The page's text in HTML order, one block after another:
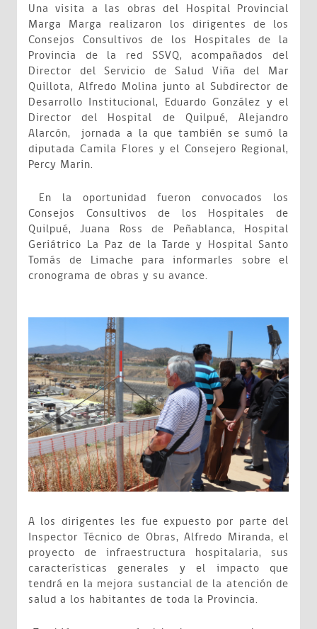
Una visita a las obras del Hospital Provincial
Marga Marga realizaron los dirigentes de los
Consejos Consultivos de los Hospitales de la
Provincia de la red SSVQ, acompañados del
Director del Servicio de Salud Viña del Mar
Quillota, Alfredo Molina junto al Subdirector de
Desarrollo Institucional, Eduardo González y el
Director del Hospital de Quilpué, Alejandro
Alarcón, jornada a la que también se sumó la
diputada Camila Flores y el Consejero Regional,
Percy Marin.
En la oportunidad fueron convocados los
Consejos Consultivos de los Hospitales de
Quilpué, Juana Ross de Peñablanca, Hospital
Geriátrico La Paz de la Tarde y Hospital Santo
Tomás de Limache para informarles sobre el
cronograma de obras y su avance.
A los dirigentes les fue expuesto por parte del
Inspector Técnico de Obras, Alfredo Miranda, el
proyecto de infraestructura hospitalaria, sus
características generales y el impacto que
tendrá en la mejora sustancial de la atención de
salud a los habitantes de toda la Provincia.